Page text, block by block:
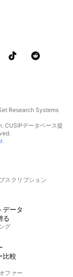
Research Systems
データベース提
.
スクリプション
データ
る
グ
比較
ファー